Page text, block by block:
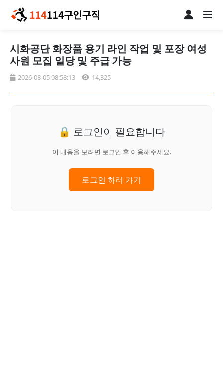
시화공단 화장품 용기 라인 작업 및 포장 여성
사원 모집 일당 및 주급 가능
2026-08-05 08:58:13 14,325
🔒 로그인이 필요합니다
이 내용을 보려면 로그인 후 이용해주세요.
로그인 하러 가기